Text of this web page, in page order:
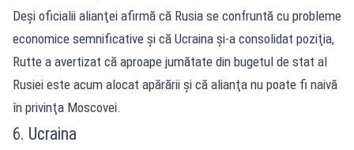
Deşi oficialii alianţei afirmă că Rusia se confruntă cu probleme
economice semnificative şi că Ucraina şi-a consolidat poziţia,
Rutte a avertizat că aproape jumătate din bugetul de stat al
Rusiei este acum alocat apărării şi că alianţa nu poate fi naivă
în privinţa Moscovei.
6. Ucraina